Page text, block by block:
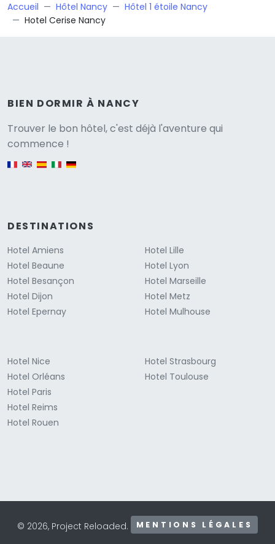
Accueil Hôtel Nancy
Hôtel 1 étoile Nancy
Hotel Cerise Nancy
BIEN DORMIR À NANCY
Trouver le bon hôtel, c'est déjà l'aventure qui
commence !
English version
DESTINATIONS
Hotel Amiens
Hotel Beaune
Hotel Besançon
Hotel Dijon
Hotel Epernay
Hotel Lille
Hotel Lyon
Hotel Marseille
Hotel Metz
Hotel Mulhouse
Hotel Nice
Hotel Orléans
Hotel Paris
Hotel Reims
Hotel Rouen
Hotel Strasbourg
Hotel Toulouse
© 2026, Project Reloaded. MENTIONS LÉGALES